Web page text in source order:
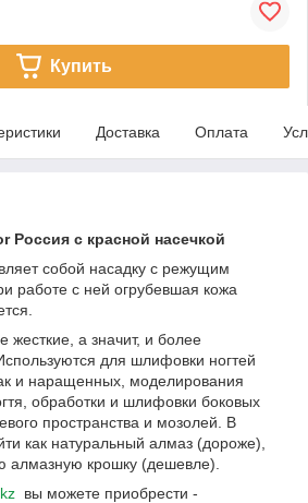
Купить
Доставка Оплата
Россия с красной насечкой
собой насадку с режущим
работе с ней огрубевшая кожа
жесткие, а значит, и более
для шлифовки ногтей
и наращенных, моделирования
обработки и шлифовки боковых
пространства и мозолей. В
как натуральный алмаз (дороже),
алмазную крошку (дешевле).
вы можете приобрести -